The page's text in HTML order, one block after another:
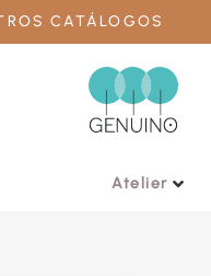
CATÁLOGOS
Atelier